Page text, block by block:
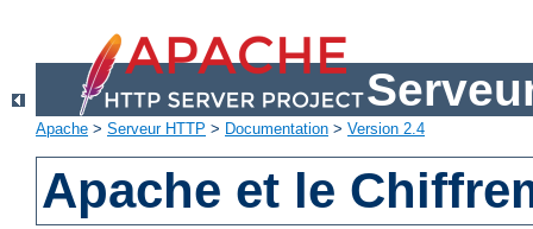
Apache > Serveur HTTP > Documentation > Version 2.4
Apache et le